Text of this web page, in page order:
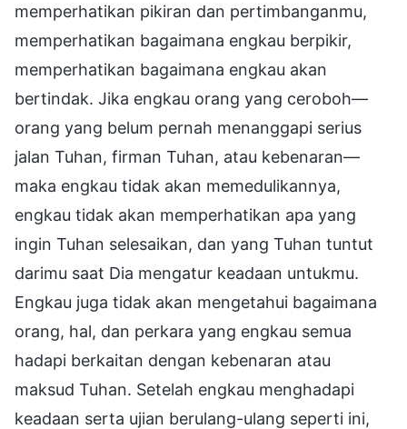
memperhatikan pikiran dan pertimbanganmu,
memperhatikan bagaimana engkau berpikir,
memperhatikan bagaimana engkau akan
bertindak. Jika engkau orang yang ceroboh—
orang yang belum pernah menanggapi serius
jalan Tuhan, firman Tuhan, atau kebenaran—
maka engkau tidak akan memedulikannya,
engkau tidak akan memperhatikan apa yang
ingin Tuhan selesaikan, dan yang Tuhan tuntut
darimu saat Dia mengatur keadaan untukmu.
Engkau juga tidak akan mengetahui bagaimana
orang, hal, dan perkara yang engkau semua
hadapi berkaitan dengan kebenaran atau
maksud Tuhan. Setelah engkau menghadapi
keadaan serta ujian berulang-ulang seperti ini,